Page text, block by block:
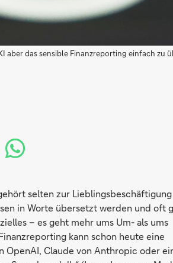
das sensible Finanzreporting einfach zu
selten zur Lieblingsbeschäftigung
in Worte übersetzt werden und oft
– es geht mehr ums Um- als ums
kann schon heute eine
OpenAI, Claude von Anthropic oder